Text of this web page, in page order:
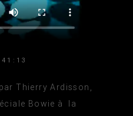
Thierry Ardisson,
Bowie à la